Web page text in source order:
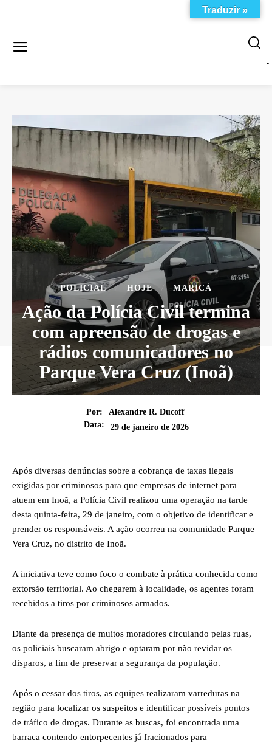
POLICIAL HOJE MARICÁ
Ação da Polícia Civil termina
com apreensão de drogas e
rádios comunicadores no
Parque Vera Cruz (Inoã)
Por:
Alexandre R. Ducoff
Data:
29 de janeiro de 2026
Após diversas denúncias sobre a cobrança de taxas ilegais
exigidas por criminosos para que empresas de internet para
atuem em Inoã, a Polícia Civil realizou uma operação na tarde
desta quinta-feira, 29 de janeiro, com o objetivo de identificar e
prender os responsáveis. A ação ocorreu na comunidade Parque
Vera Cruz, no distrito de Inoã.
A iniciativa teve como foco o combate à prática conhecida como
extorsão territorial. Ao chegarem à localidade, os agentes foram
recebidos a tiros por criminosos armados.
Diante da presença de muitos moradores circulando pelas ruas,
os policiais buscaram abrigo e optaram por não revidar os
disparos, a fim de preservar a segurança da população.
Após o cessar dos tiros, as equipes realizaram varreduras na
região para localizar os suspeitos e identificar possíveis pontos
de tráfico de drogas. Durante as buscas, foi encontrada uma
barraca contendo entorpecentes já fracionados para
Traduzir »